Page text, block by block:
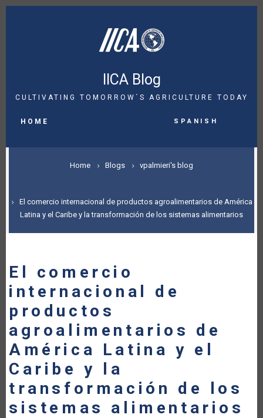
Skip
IICA Blog
CULTIVATING TOMORROW´S AGRICULTURE TODAY
NAVIGATION
HOME Spanish
BREADCRUMB
Home Blogs vpalmieri's blog
El comercio internacional de productos agroalimentarios de América
Latina y el Caribe y la transformación de los sistemas alimentarios
El comercio
internacional de
productos
agroalimentarios de
América Latina y el
Caribe y la
transformación de los
sistemas alimentarios